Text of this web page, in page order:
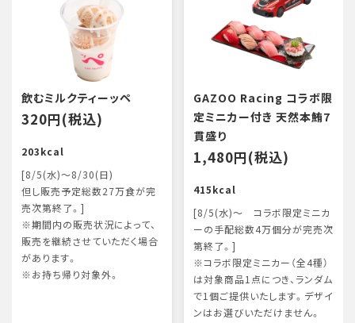
飲むミルクティーッペ
320円(税込)
203kcal
[8/5(水)～8/30(日)
但し販売予定総数27万食が完
売次第終了。]
※期間内の販売状況によって、
販売を継続させていただく場合
があります。
※お持ち帰り対象外。
GAZOO Racing コラボ限
定ミニカー付き 天然本鮪7
貫盛り
1,480円(税込)
415kcal
[8/5(水)～ コラボ限定ミニカ
ーの手配総数4万個分が完売次
第終了。]
※コラボ限定ミニカー（全4種）
は対象商品1点につき、ランダム
で1個ご提供いたします。デザイ
ンはお選びいただけません。